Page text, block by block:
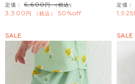
定価： 6,600 （税込）
3,300 税込 50%off
定価：
1,925
SALE SALE